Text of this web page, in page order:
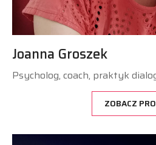
Joanna Groszek
Psycholog, coach, praktyk
ZOBACZ